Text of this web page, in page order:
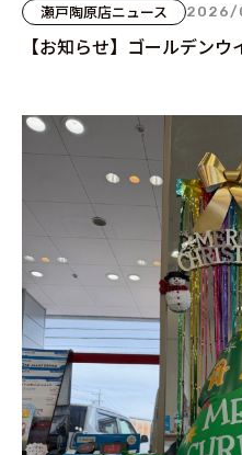
瀬戸陶原店ニュース 2026/
【お知らせ】ゴールデン